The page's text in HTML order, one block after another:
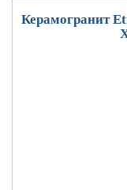
Керамогранит